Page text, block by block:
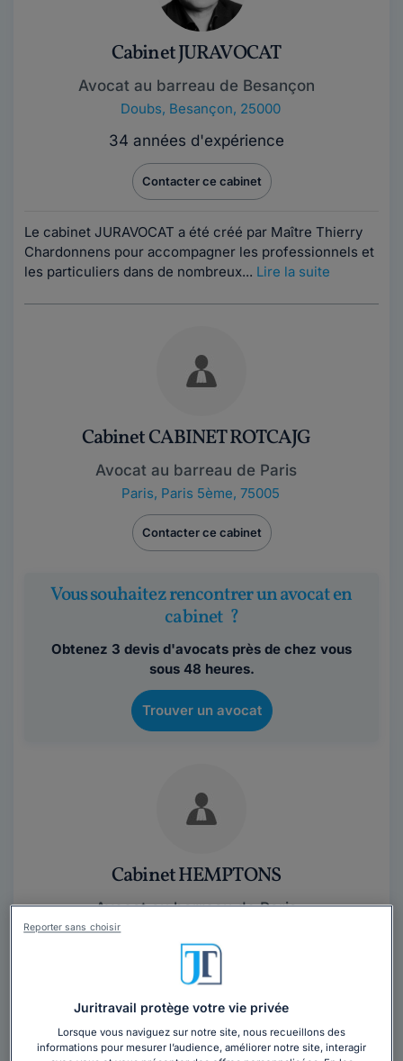
Cabinet JURAVOCAT
Avocat au barreau de Besançon
Doubs, Besançon, 25000
34 années d'expérience
Contacter ce cabinet
Le cabinet JURAVOCAT a été créé par Maître Thierry
Chardonnens pour accompagner les professionnels et
les particuliers dans de nombreux... Lire la suite
Cabinet CABINET ROTCAJG
Avocat au barreau de Paris
Paris, Paris 5ème, 75005
Contacter ce cabinet
Vous souhaitez rencontrer un avocat en
cabinet ?
Obtenez 3 devis d'avocats près de chez vous
sous 48 heures.
Trouver un avocat
Cabinet HEMPTONS
Avocat au barreau de Paris
Paris
Juritravail protège votre vie privée
Lorsque vous naviguez sur notre site, nous recueillons des
informations pour mesurer l’audience, améliorer notre site, interagir
Reporter sans choisir